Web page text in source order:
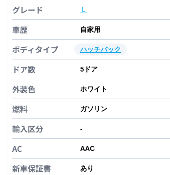
グレード Ｌ
車歴 自家用
ボディタイプ ハッチバック
ドア数 5 ドア
外装色 ホワイト
燃料 ガソリン
輸入区分 -
AC AAC
新車保証書 あり